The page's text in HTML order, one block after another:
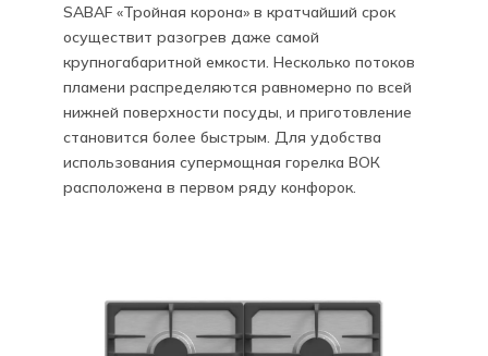
SABAF «Тройная корона» в кратчайший срок
осуществит разогрев даже самой
крупногабаритной емкости. Несколько потоков
пламени распределяются равномерно по всей
нижней поверхности посуды, и приготовление
становится более быстрым. Для удобства
использования супермощная горелка ВОК
расположена в первом ряду конфорок.